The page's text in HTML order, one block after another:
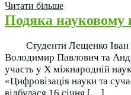
Читати більше
Подяка науковому
Студенти Лещенко Іван
Володимир Павлович та
участь у Х міжнародній
«Цифровізація науки та